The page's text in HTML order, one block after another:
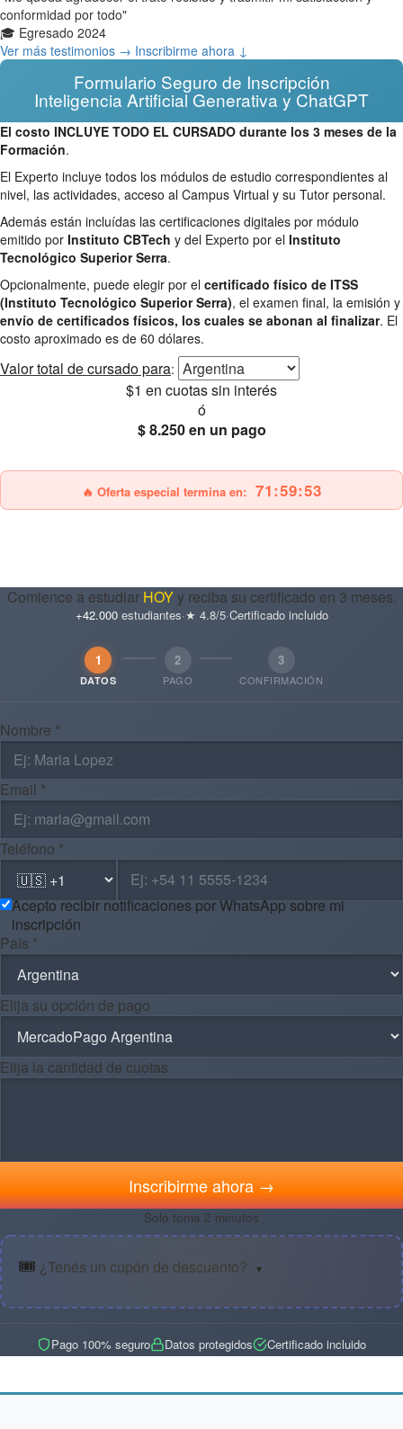
conformidad por todo"
🎓 Egresado 2024
Ver más testimonios → Inscribirme ahora ↓
Formulario Seguro de Inscripción
Inteligencia Artificial Generativa y ChatGPT
El costo INCLUYE TODO EL CURSADO durante los 3 meses de la
Formación.
El Experto incluye todos los módulos de estudio correspondientes al
nivel, las actividades, acceso al Campus Virtual y su Tutor personal.
Además están incluídas las certificaciones digitales por módulo
emitido por Instituto CBTech y del Experto por el Instituto
Tecnológico Superior Serra.
Opcionalmente, puede elegir por el certificado físico de ITSS
(Instituto Tecnológico Superior Serra), el examen final, la emisión y
envío de certificados físicos, los cuales se abonan al finalizar. El
costo aproximado es de 60 dólares.
Valor total de cursado para:
$1 en cuotas sin interés
ó
$ 8.250en un pago
🔥 Oferta especial termina en: 71:59:51
Comience a estudiar HOYy reciba su certificado en 3 meses.
+42.000estudiantes·★ 4.8/5·Certificado incluido
1
DATOS
2
PAGO
3
CONFIRMACIÓN
Nombre *
Email *
Teléfono *
Acepto recibir notificaciones por WhatsApp sobre mi
inscripción
País *
Elija su opción de pago
Elija la cantidad de cuotas
Inscribirme ahora →
Solo toma 2 minutos
🎟️ ¿Tenés un cupón de descuento? ▼
Pago 100% seguro Datos protegidos Certificado incluido